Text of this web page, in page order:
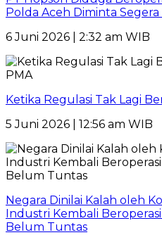
Polda Aceh Diminta Segera
6 Juni 2026 | 2:32 am WIB
Ketika Regulasi Tak Lagi
5 Juni 2026 | 12:56 am WIB
Negara Dinilai Kalah oleh
Industri Kembali
Belum Tuntas